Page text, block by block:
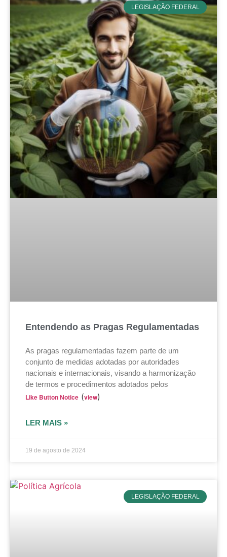
LEGISLAÇÃO FEDERAL
Entendendo as Pragas Regulamentadas
As pragas regulamentadas fazem parte de um
conjunto de medidas adotadas por autoridades
nacionais e internacionais, visando a harmonização
de termos e procedimentos adotados pelos
Like Button Notice (view)
LER MAIS »
19 de agosto de 2024
LEGISLAÇÃO FEDERAL